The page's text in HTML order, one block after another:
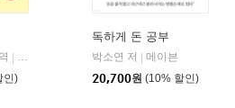
윌북(willbook)
인)
독하게 돈 공부
박소연 저
메이븐
20,700원 (10% 할인)